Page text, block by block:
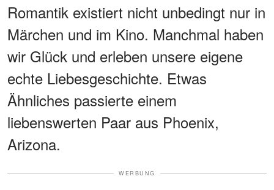
Romantik existiert nicht unbedingt nur in
Märchen und im Kino. Manchmal haben
wir Glück und erleben unsere eigene
echte Liebesgeschichte. Etwas
Ähnliches passierte einem
liebenswerten Paar aus Phoenix,
Arizona.
WERBUNG